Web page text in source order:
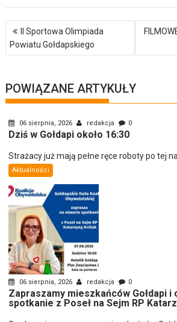
Nawigacja
wpisuII Sportowa Olimpiada
Powiatu Gołdapskiego
POWIĄZANE ARTYKUŁY
06 sierpnia, 2026 redakcja 0
Dziś w Gołdapi około 16:30
Strażacy już mają pełne ręce roboty po tej
Aktualności
06 sierpnia, 2026 redakcja 0
Zapraszamy mieszkańców Gołdapi i
spotkanie z Poseł na Sejm RP